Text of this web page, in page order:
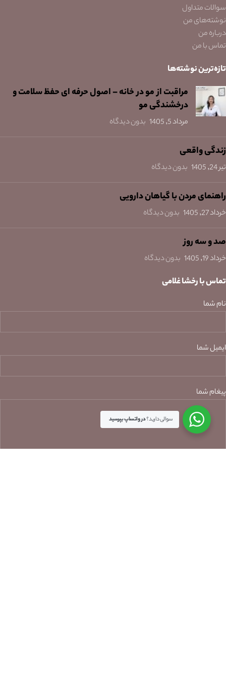
سوالات متداول
نوشته‌های من
درباره من
تماس با من
تازه‌ترین نوشته‌ها
مراقبت از مو در خانه – اصول حرفه ای حفظ سلامت و
درخشندگی مو
مرداد 5, 1405 بدون دیدگاه
زندگی واقعی
تیر 24, 1405 بدون دیدگاه
راهنمای مردن با گیاهان دارویی
خرداد 27, 1405 بدون دیدگاه
صد و سه روز
خرداد 19, 1405 بدون دیدگاه
تماس با رخشا غلامی
نام شما
ایمیل شما
پیغام شما
سوالی دارید؟در واتساپ بپرسید